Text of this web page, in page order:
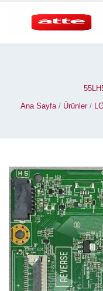
Ana Sayfa/ Ürünler/